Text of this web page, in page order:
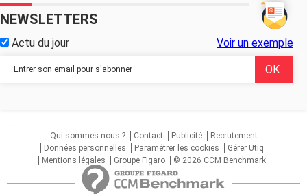
NEWSLETTERS
Actu du jour Voir un exemple
...
Qui sommes-nous ?
Contact Publicité
Recrutement
Données personnelles
Paramétrer les cookies
Gérer Utiq
Mentions légales
Groupe Figaro © 2026 CCM Benchmark